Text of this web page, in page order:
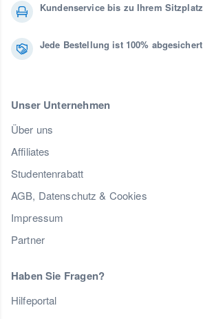
Kundenservice bis zu Ihrem Sitzplatz
Jede Bestellung ist 100% abgesichert
Unser Unternehmen
Über uns
Affiliates
Studentenrabatt
AGB, Datenschutz & Cookies
Impressum
Partner
Haben Sie Fragen?
Hilfeportal